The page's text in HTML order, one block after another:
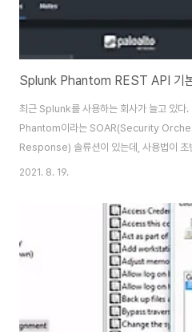
Splunk Phantom REST API 기
최근 Splunk를 사용하는 회사가 늘고 있다
Phantom이라는 SOAR(Security
Response) 솔류션이 있는데, 사용법이 초
요하다. 기본적인 개념은 Container라는 것
를 진행하는 방식이 기본 구조라 할 수 있다
사용할 일이 있어 여기에 정리해 본다. 기본
https://docs.splunk.com/
에 어떻게 활용할 수 있는지..
2021. 8. 19.